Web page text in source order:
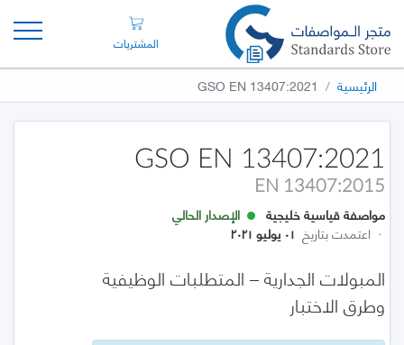
المشتريات
الرئيسية GSO EN 13407:2021
GSO EN 13407:2021
EN 13407:2015
مواصفة قياسية خليجية
الإصدار الحالي
· اعتمدت بتاريخ ٠١ يوليو ٢٠٢١
المبولات الجدارية – المتطلبات الوظيفية
وطرق الاختبار